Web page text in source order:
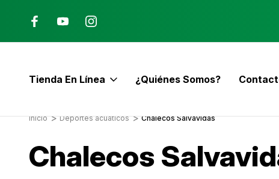
Costa Rica
ENVÍO GRATIS con pedidos mayores
Tienda En Línea ¿Quiénes Somos?
Inicio Deportes acuáticos Chalecos Salvavidas
Chalecos